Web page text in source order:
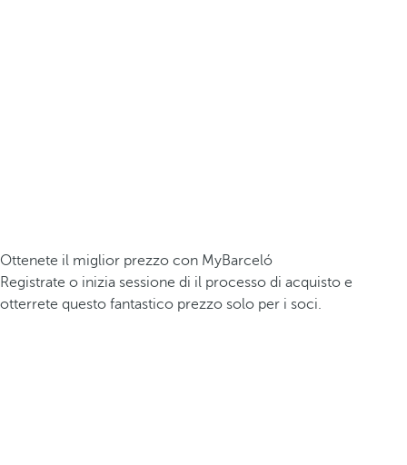
Ottenete il miglior prezzo con MyBarceló
Registrate o inizia sessione di il processo di acquisto e
otterrete questo fantastico prezzo solo per i soci.